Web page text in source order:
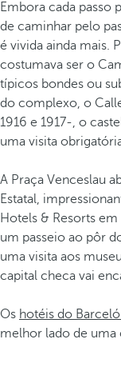
Embora cada passo
de caminhar pelo
é vivida ainda mais.
costumava ser o
típicos bondes ou
do complexo, o
1916 e 1917-, o
uma visita
A Praça Venceslau
Estatal,
Hotels & Resorts
um passeio ao pôr
uma visita aos
capital checa vai
Os hotéis do
melhor lado de uma